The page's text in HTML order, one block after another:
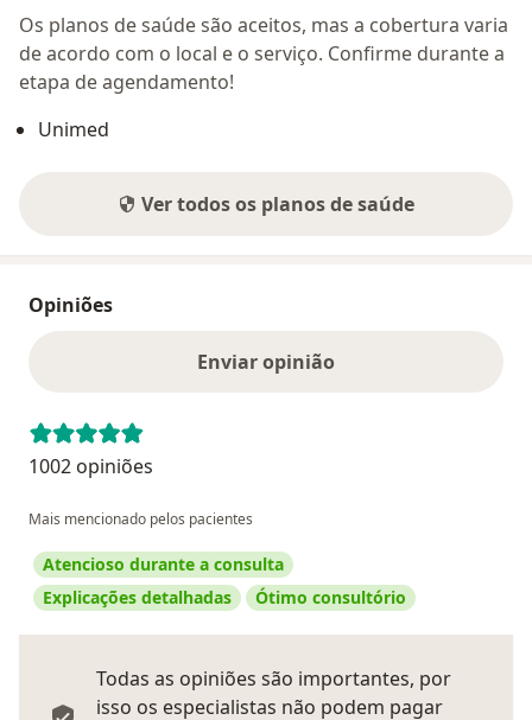
Os planos de saúde são aceitos, mas a cobertura varia
de acordo com o local e o serviço. Confirme durante a
etapa de agendamento!
Unimed
Ver todos os planos de saúde
Opiniões
Enviar opinião
1002 opiniões
Mais mencionado pelos pacientes
Atencioso durante a consulta
Explicações detalhadas
Ótimo consultório
Todas as opiniões são importantes, por
isso os especialistas não podem pagar